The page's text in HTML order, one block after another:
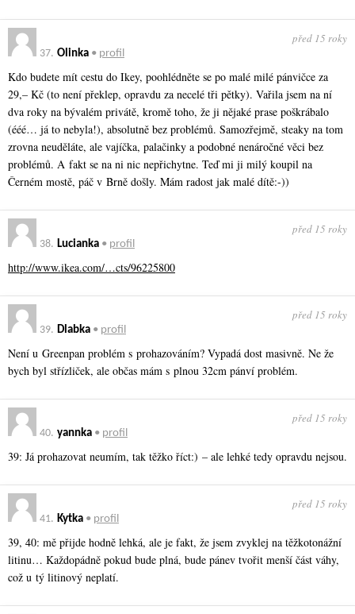
37. Olinka • profil
před 15 roky
Kdo budete mít cestu do Ikey, poohlédněte se po malé milé pánvičce za
29,– Kč (to není překlep, opravdu za necelé tři pětky). Vařila jsem na ní
dva roky na bývalém privátě, kromě toho, že ji nějaké prase poškrábalo
(ééé… já to nebyla!), absolutně bez problémů. Samozřejmě, steaky na tom
zrovna neuděláte, ale vajíčka, palačinky a podobné nenáročné věci bez
problémů. A fakt se na ni nic nepřichytne. Teď mi ji milý koupil na
Černém mostě, páč v Brně došly. Mám radost jak malé dítě:-))
38. Lucianka • profil
před 15 roky
http://www.ikea.com/…cts/96225800
39. Dlabka • profil
před 15 roky
Není u Greenpan problém s prohazováním? Vypadá dost masivně. Ne že
bych byl střízliček, ale občas mám s plnou 32cm pánví problém.
40. yannka • profil
před 15 roky
39: Já prohazovat neumím, tak těžko říct:) – ale lehké tedy opravdu nejsou.
41. Kytka • profil
před 15 roky
39, 40: mě přijde hodně lehká, ale je fakt, že jsem zvyklej na těžkotonážní
litinu… Každopádně pokud bude plná, bude pánev tvořit menší část váhy,
což u tý litinový neplatí.